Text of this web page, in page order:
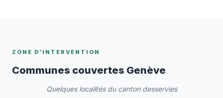
ZONE D'INTERVENTION
Communes couvertes Genève
Quelques localités du canton desservies